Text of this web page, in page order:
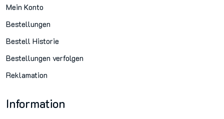
Mein Konto
Bestellungen
Bestell Historie
Bestellungen verfolgen
Reklamation
Information